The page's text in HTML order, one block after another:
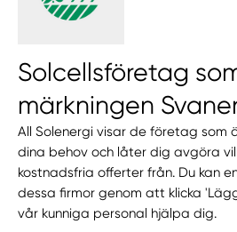
Solcellsföretag
märkningen
All Solenergi visar de företag som
dina behov och låter dig avgöra
kostnadsfria offerter från. Du kan
dessa firmor genom att klicka
vår kunniga personal hjälpa dig.